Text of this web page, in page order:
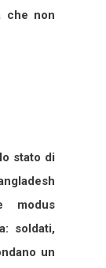
che non
stato di
modus
soldati,
un